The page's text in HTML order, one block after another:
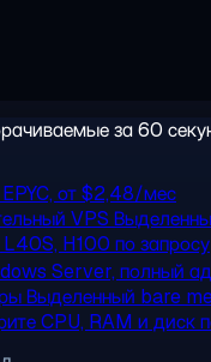
за 60
от $2,48/мес
VPS
H100 по запросу
Server, полный
Выделенный bare
CPU, RAM и диск